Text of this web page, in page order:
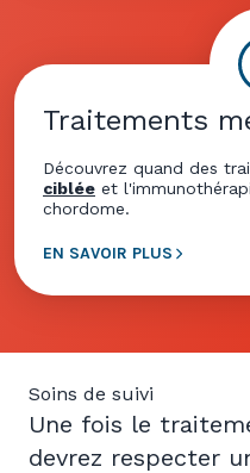
Traitements
Découvrez quand des
ciblée et
chordome.
EN SAVOIR PLUS
Soins de suivi
Une fois le
devrez respecter